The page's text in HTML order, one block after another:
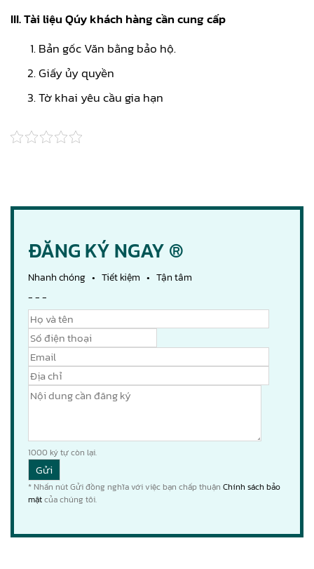
III. Tài liệu Qúy khách hàng cần cung cấp
Bản gốc Văn bằng bảo hộ.
Giấy ủy quyền
Tờ khai yêu cầu gia hạn
ĐĂNG KÝ NGAY ®
Nhanh chóng • Tiết kiệm • Tận tâm
- - -
1000 ký tự còn lại.
* Nhấn nút Gửi đồng nghĩa với việc bạn chấp thuận Chính sách bảo
mậtcủa chúng tôi.